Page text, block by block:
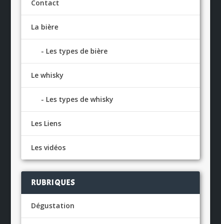
Contact
La bière
Les types de bière
Le whisky
Les types de whisky
Les Liens
Les vidéos
RUBRIQUES
Dégustation